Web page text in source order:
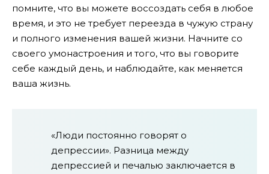
помните, что вы можете воссоздать себя в любое
время, и это не требует переезда в чужую страну
и полного изменения вашей жизни. Начните со
своего умонастроения и того, что вы говорите
себе каждый день, и наблюдайте, как меняется
ваша жизнь.
«Люди постоянно говорят о
депрессии». Разница между
депрессией и печалью заключается в